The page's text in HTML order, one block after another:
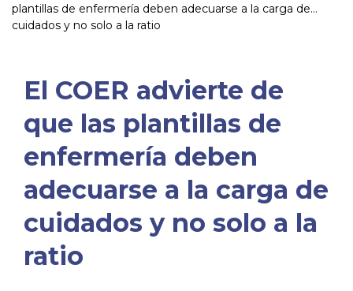
plantillas de enfermería deben adecuarse a la carga de
cuidados y no solo a la ratio
El COER advierte de
que las plantillas de
enfermería deben
adecuarse a la carga de
cuidados y no solo a la
ratio